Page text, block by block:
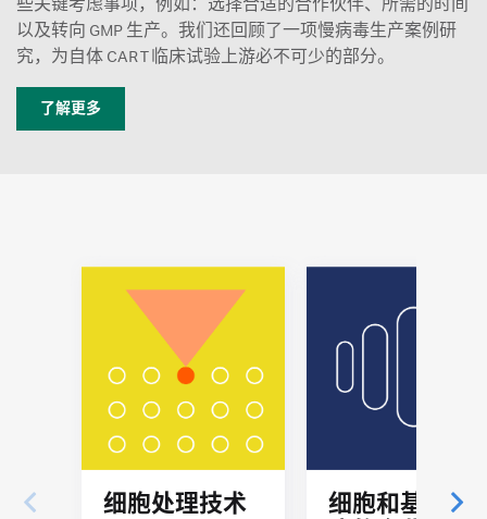
些关键考虑事项，例如：选择合适的合作伙伴、所需的时间
以及转向 GMP 生产。我们还回顾了一项慢病毒生产案例研
究，为自体 CAR T 临床试验上游必不可少的部分。
了解更多
细胞处理技术
细胞和基因治